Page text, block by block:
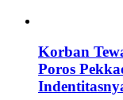
Korban
Poros